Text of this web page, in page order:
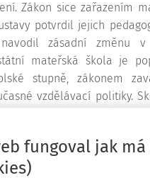
Zákon sice zařazením
potvrdil jejich
navodil zásadní změnu
mateřská škola je
stupně, zákonem
vzdělávací politiky.
nastal prudký nárůst
širokou síť
fungoval jak